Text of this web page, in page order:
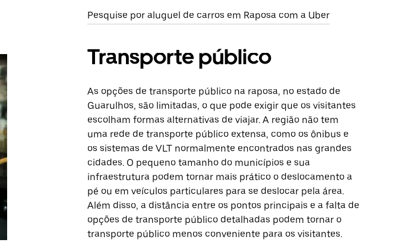
Pesquise por aluguel de carros em Raposa com a Uber
Transporte público
As opções de transporte público na raposa, no estado de
Guarulhos, são limitadas, o que pode exigir que os visitantes
escolham formas alternativas de viajar. A região não tem
uma rede de transporte público extensa, como os ônibus e
os sistemas de VLT normalmente encontrados nas grandes
cidades. O pequeno tamanho do municípios e sua
infraestrutura podem tornar mais prático o deslocamento a
pé ou em veículos particulares para se deslocar pela área.
Além disso, a distância entre os pontos principais e a falta de
opções de transporte público detalhadas podem tornar o
transporte público menos conveniente para os visitantes.